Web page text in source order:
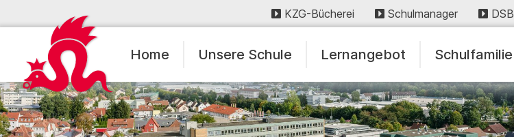
KZG-Bücherei Schulmanager DSB
Home Unsere Schule Lernangebot Schulfamilie